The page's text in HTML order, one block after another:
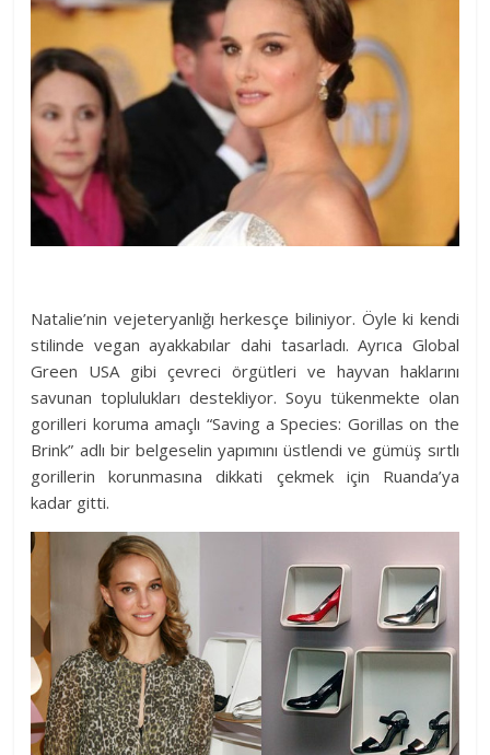
Natalie’nin vejeteryanlığı herkesçe biliniyor. Öyle ki kendi
stilinde vegan ayakkabılar dahi tasarladı. Ayrıca Global
Green USA gibi çevreci örgütleri ve hayvan haklarını
savunan toplulukları destekliyor. Soyu tükenmekte olan
gorilleri koruma amaçlı “Saving a Species: Gorillas on the
Brink” adlı bir belgeselin yapımını üstlendi ve gümüş sırtlı
gorillerin korunmasına dikkati çekmek için Ruanda’ya
kadar gitti.